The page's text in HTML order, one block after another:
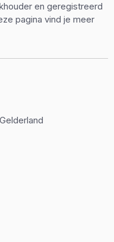
en geregistreerd
pagina vind je meer